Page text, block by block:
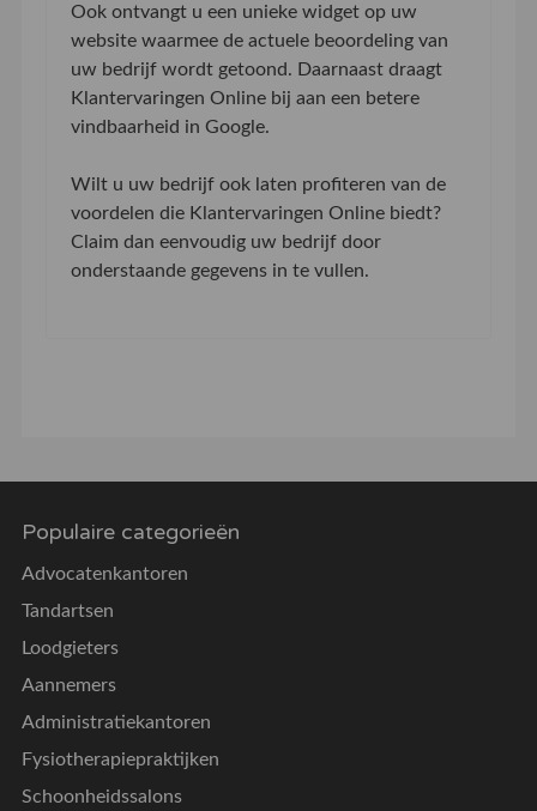
Ook ontvangt u een unieke widget op uw
website waarmee de actuele beoordeling van
uw bedrijf wordt getoond. Daarnaast draagt
Klantervaringen Online bij aan een betere
vindbaarheid in Google.
Wilt u uw bedrijf ook laten profiteren van de
voordelen die Klantervaringen Online biedt?
Claim dan eenvoudig uw bedrijf door
onderstaande gegevens in te vullen.
Populaire categorieën
Advocatenkantoren
Tandartsen
Loodgieters
Aannemers
Administratiekantoren
Fysiotherapiepraktijken
Schoonheidssalons